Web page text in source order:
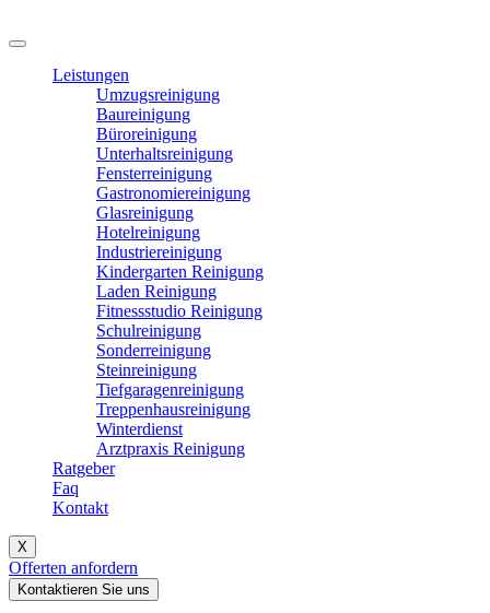
Leistungen
Umzugsreinigung
Baureinigung
Büroreinigung
Unterhaltsreinigung
Fensterreinigung
Gastronomiereinigung
Glasreinigung
Hotelreinigung
Industriereinigung
Kindergarten Reinigung
Laden Reinigung
Fitnessstudio Reinigung
Schulreinigung
Sonderreinigung
Steinreinigung
Tiefgaragenreinigung
Treppenhausreinigung
Winterdienst
Arztpraxis Reinigung
Ratgeber
Faq
Kontakt
X
Offerten anfordern
Kontaktieren Sie uns